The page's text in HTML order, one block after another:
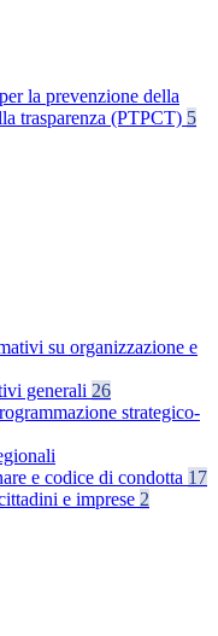
la prevenzione della
trasparenza (PTPCT) 5
su organizzazione e
generali 26
strategico-
e codice di condotta 17
e imprese 2